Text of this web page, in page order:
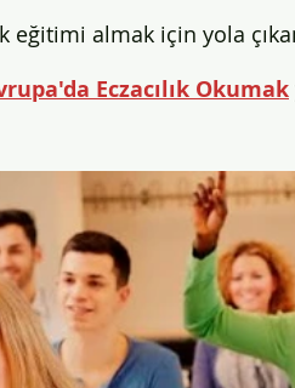
eğitimi almak için yola
Eczacılık Okumak